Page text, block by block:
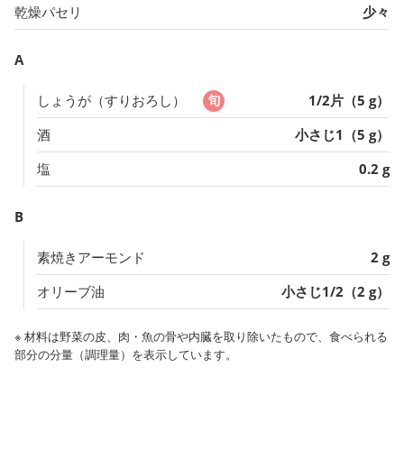
乾燥パセリ 少々
A
しょうが（すりおろし）
1/2片（5 g）
酒
小さじ1（5 g）
塩
0.2 g
B
素焼きアーモンド
2 g
オリーブ油
小さじ1/2（2 g）
※ 材料は野菜の皮、肉・魚の骨や内臓を取り除いたもので、食べられる
部分の分量（調理量）を表示しています。